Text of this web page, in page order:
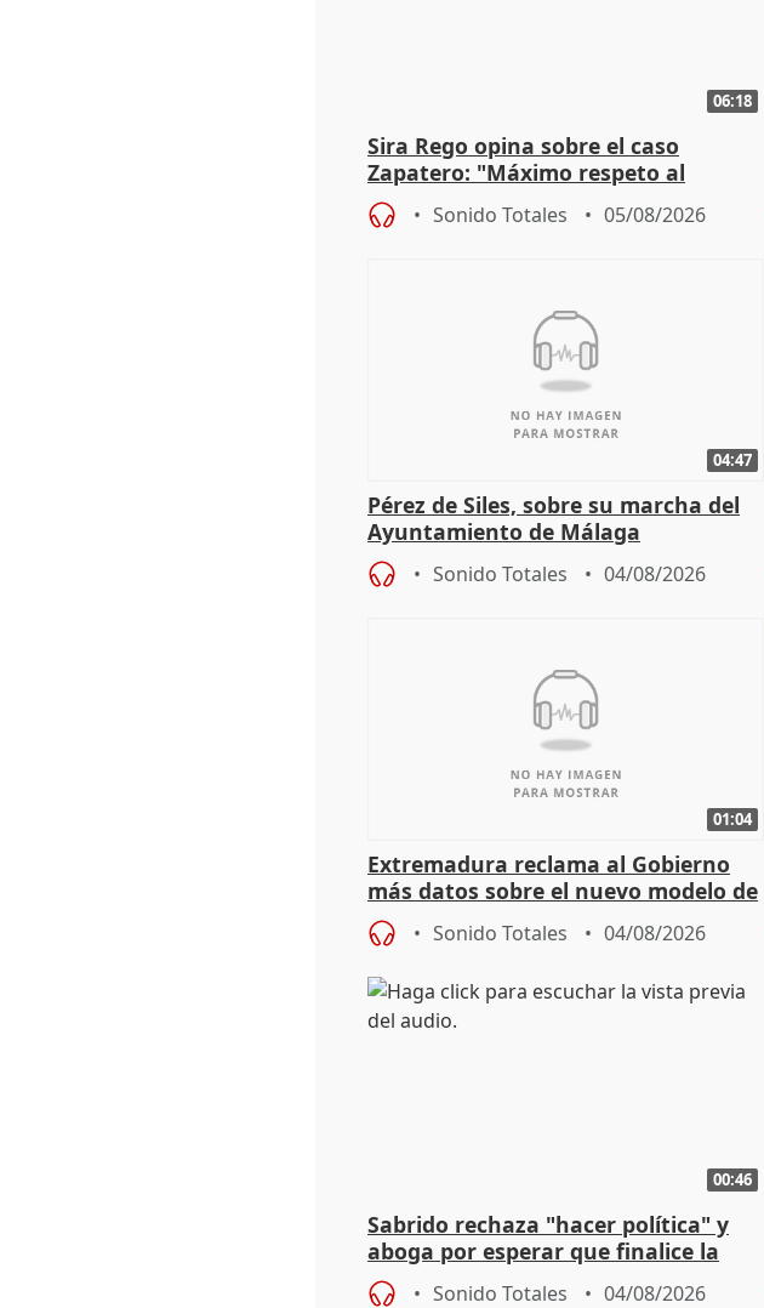
06:18
Sira Rego opina sobre el caso
Zapatero: "Máximo respeto al
proceso judicial"
Sonido Totales 05/08/2026
04:47
Pérez de Siles, sobre su marcha del
Ayuntamiento de Málaga
Sonido Totales 04/08/2026
01:04
Extremadura reclama al Gobierno
más datos sobre el nuevo modelo de
financiación
Sonido Totales 04/08/2026
00:46
Sabrido rechaza "hacer política" y
aboga por esperar que finalice la
investigación del incendio
Sonido Totales 04/08/2026